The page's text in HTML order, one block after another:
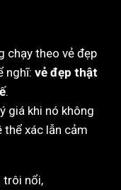
chạy theo vẻ đẹp
nghĩ: vẻ đẹp thật
.
giá khi nó không
xác lẫn cảm
trôi nổi,